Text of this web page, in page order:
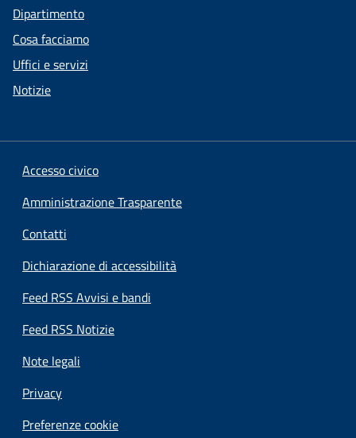
Dipartimento
Cosa facciamo
Uffici e servizi
Notizie
Accesso civico
Amministrazione Trasparente
Contatti
Dichiarazione di accessibilità
Feed RSS Avvisi e bandi
Feed RSS Notizie
Note legali
Privacy
Preferenze cookie